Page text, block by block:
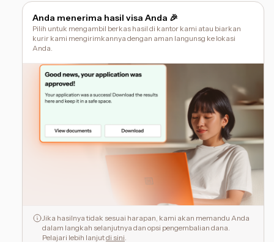
Anda menerima hasil visa Anda 🎉
Pilih untuk mengambil berkas hasil di kantor kami atau biarkan
kurir kami mengirimkannya dengan aman langunsg ke lokasi
Anda.
Jika hasilnya tidak sesuai harapan, kami akan memandu Anda
dalam langkah selanjutnya dan opsi pengembalian dana.
Pelajari lebih lanjutdi sini